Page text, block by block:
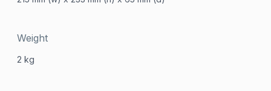
Weight
2 kg